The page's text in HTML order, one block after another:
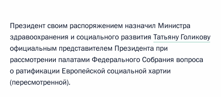
Президент своим распоряжением назначил Министра
здравоохранения и социального развития Татьяну Голикову
официальным представителем Президента при
рассмотрении палатами Федерального Собрания вопроса
о ратификации Европейской социальной хартии
(пересмотренной).